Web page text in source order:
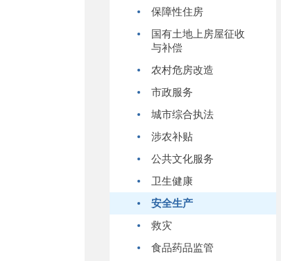
保障性住房
国有土地上房屋征收
与补偿
农村危房改造
市政服务
城市综合执法
涉农补贴
公共文化服务
卫生健康
安全生产
救灾
食品药品监管